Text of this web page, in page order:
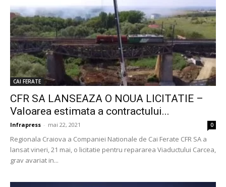
CAI FERATE
CFR SA LANSEAZA O NOUA LICITATIE –
Valoarea estimata a contractului...
Infrapress - mai 22, 2021 0
Regionala Craiova a Companiei Nationale de Cai Ferate CFR SA a
lansat vineri, 21 mai, o licitatie pentru repararea Viaductului Carcea,
grav avariat in...